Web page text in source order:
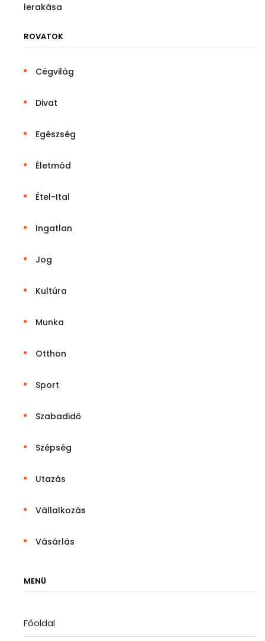
lerakása
ROVATOK
Cégvilág
Divat
Egészség
Életmód
Étel-Ital
Ingatlan
Jog
Kultúra
Munka
Otthon
Sport
Szabadidő
Szépség
Utazás
Vállalkozás
Vásárlás
MENÜ
Főoldal